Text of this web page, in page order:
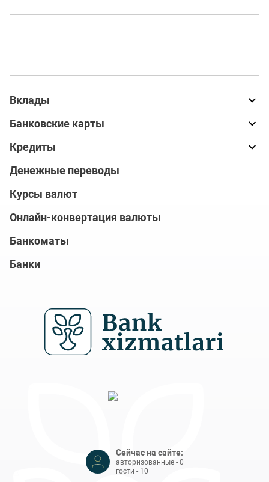
Вклады
Банковские карты
Кредиты
Денежные переводы
Курсы валют
Онлайн-конвертация валюты
Банкоматы
Банки
Сейчас на сайте:
авторизованные - 0
гости - 10